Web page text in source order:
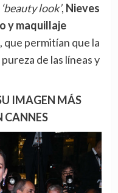
‘beauty look’, Nieves
y maquillaje
que permitían que la
de las líneas y
CANNES